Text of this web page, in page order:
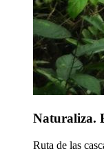
Naturaliza.
Ruta de las